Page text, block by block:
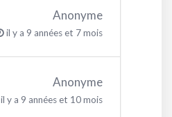
Anonyme
il y a 9 années et 7 mois
Anonyme
il y a 9 années et 10 mois